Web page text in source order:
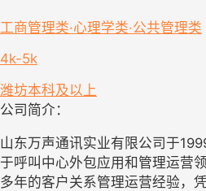
工商管理类·心理学类·公共管理类
4k-5k
潍坊本科及以上
公司简介：
山东万声通讯实业有限公司于
于呼叫中心外包应用和管理运营
多年的客户关系管理运营经验，